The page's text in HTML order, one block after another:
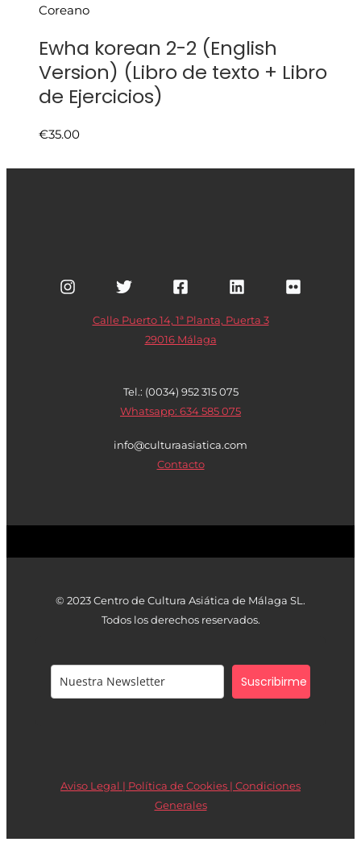
Coreano
Ewha korean 2-2 (English
Version) (Libro de texto + Libro
de Ejercicios)
€35.00
Calle Puerto 14, 1ª Planta, Puerta 3
29016 Málaga
Tel.: (0034) 952 315 075
Whatsapp: 634 585 075
info@culturaasiatica.com
Contacto
© 2023 Centro de Cultura Asiática de Málaga SL.
Todos los derechos reservados.
Suscribirme
Aviso Legal | Política de Cookies | Condiciones
Generales